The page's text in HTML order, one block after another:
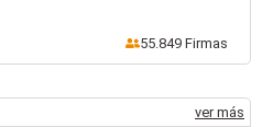
55.849 Firmas
ver más